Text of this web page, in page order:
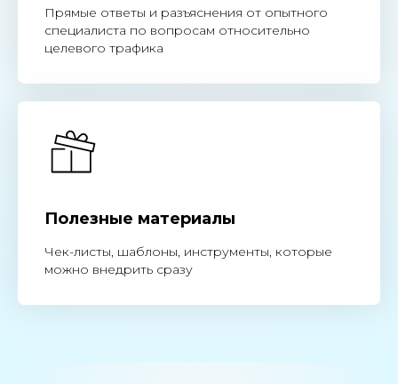
Прямые ответы и разъяснения от опытного
специалиста по вопросам относительно
целевого трафика
Полезные материалы
Чек-листы, шаблоны, инструменты, которые
можно внедрить сразу